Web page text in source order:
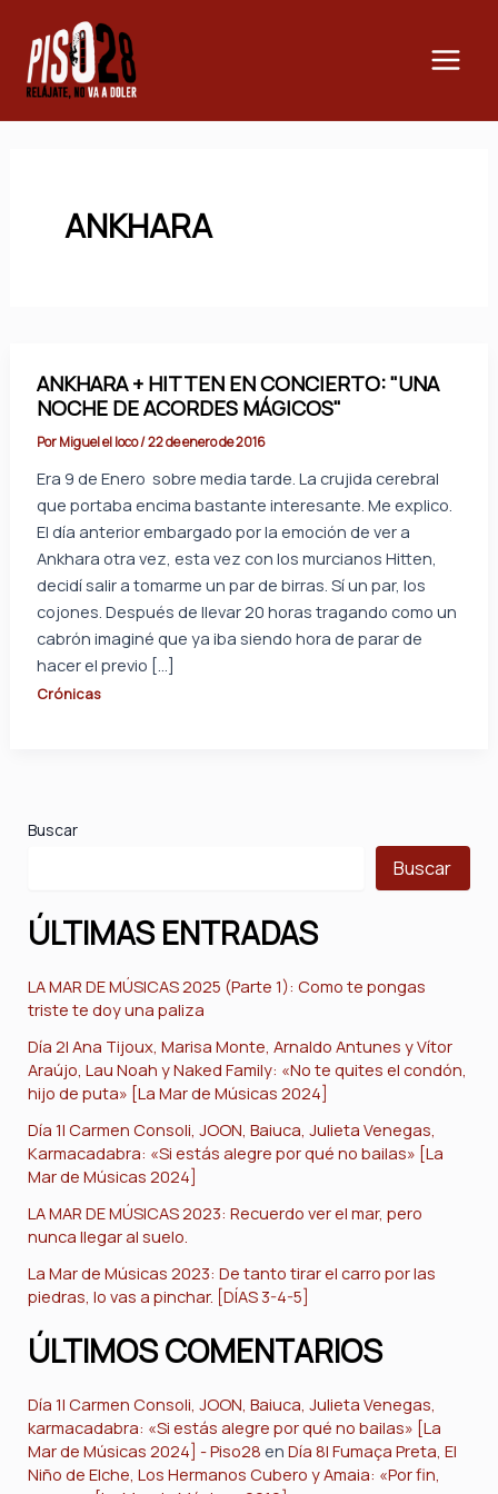
contenido
ANKHARA
ANKHARA + HITTEN EN CONCIERTO: "UNA
NOCHE DE ACORDES MÁGICOS"
PorMiguel el loco/22 de enero de 2016
Era 9 de Enero sobre media tarde. La crujida cerebral
que portaba encima bastante interesante. Me explico.
El día anterior embargado por la emoción de ver a
Ankhara otra vez, esta vez con los murcianos Hitten,
decidí salir a tomarme un par de birras. Sí un par, los
cojones. Después de llevar 20 horas tragando como un
cabrón imaginé que ya iba siendo hora de parar de
hacer el previo […]
Crónicas
Buscar
Buscar
ÚLTIMAS ENTRADAS
LA MAR DE MÚSICAS 2025 (Parte 1): Como te pongas
triste te doy una paliza
Día 2| Ana Tijoux, Marisa Monte, Arnaldo Antunes y Vítor
Araújo, Lau Noah y Naked Family: «No te quites el condón,
hijo de puta» [La Mar de Músicas 2024]
Día 1| Carmen Consoli, JOON, Baiuca, Julieta Venegas,
Karmacadabra: «Si estás alegre por qué no bailas» [La
Mar de Músicas 2024]
LA MAR DE MÚSICAS 2023: Recuerdo ver el mar, pero
nunca llegar al suelo.
La Mar de Músicas 2023: De tanto tirar el carro por las
piedras, lo vas a pinchar. [DÍAS 3-4-5]
ÚLTIMOS COMENTARIOS
Día 1| Carmen Consoli, JOON, Baiuca, Julieta Venegas,
karmacadabra: «Si estás alegre por qué no bailas» [La
Mar de Músicas 2024] - Piso28 enDía 8| Fumaça Preta, El
Niño de Elche, Los Hermanos Cubero y Amaia: «Por fin,